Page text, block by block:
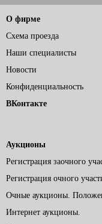
О фирме
Схема проезда
Наши специалисты
Новости
Конфиденциальность
ВКонтакте
Аукционы
Регистрация заочного
Регистрация очного
Очные аукционы.
Интернет аукционы.